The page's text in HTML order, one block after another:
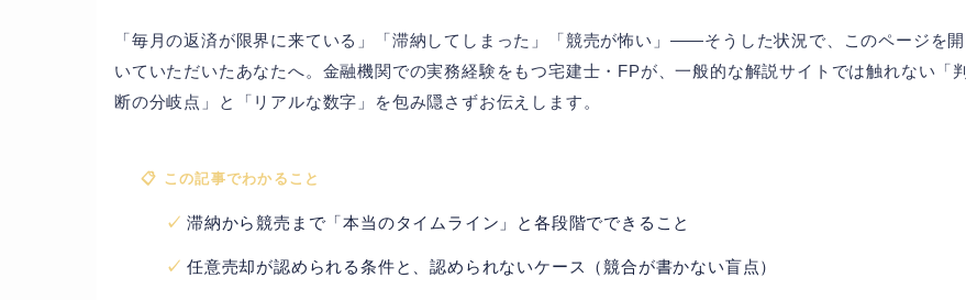
「毎月の返済が限界に来ている」「滞納してしまった」「競売が怖い」——そうした状況で、このページを開
いていただいたあなたへ。金融機関での実務経験をもつ宅建士・FPが、一般的な解説サイトでは触れない「判
断の分岐点」と「リアルな数字」を包み隠さずお伝えします。
📋 この記事でわかること
滞納から競売まで「本当のタイムライン」と各段階でできること
任意売却が認められる条件と、認められないケース（競合が書かない盲点）